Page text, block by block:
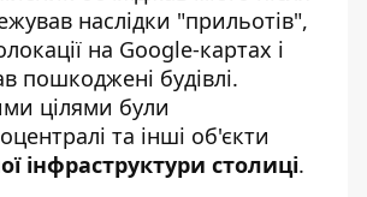
наслідки "прильотів",
на Google-картах і
пошкоджені будівлі.
цілями були
та інші об'єкти
інфраструктури столиці.